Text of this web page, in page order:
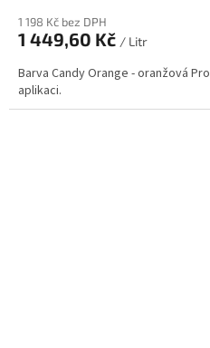
1 198 Kč bez DPH
1 449,60 Kč / Litr
Barva Candy Orange - oranžová
aplikaci.